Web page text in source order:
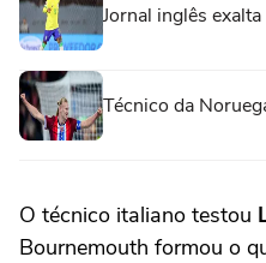
Jornal inglês
Técnico da
O técnico italiano testou
Bournemouth formou o